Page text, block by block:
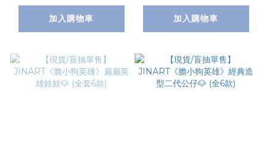
加入購物車 加入購物車